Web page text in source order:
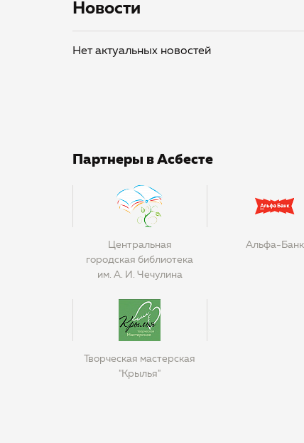
Новости
Нет актуальных новостей
Партнеры в Асбесте
Центральная
городская библиотека
им. А. И. Чечулина
Альфа-Банк
Творческая мастерская
"Крылья"